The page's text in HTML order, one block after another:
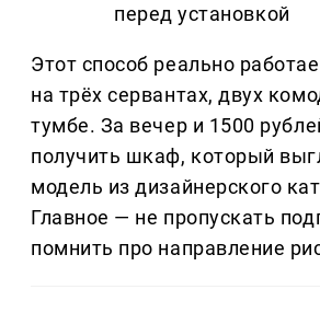
перед установкой
Этот способ реально
на трёх сервантах, двух
тумбе. За вечер и 1500
получить шкаф, который
модель из дизайнерского
Главное — не пропускать
помнить про направление